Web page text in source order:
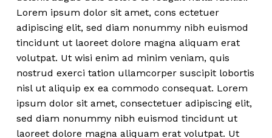
Lorem ipsum dolor sit amet, cons ectetuer
adipiscing elit, sed diam nonummy nibh euismod
tincidunt ut laoreet dolore magna aliquam erat
volutpat. Ut wisi enim ad minim veniam, quis
nostrud exerci tation ullamcorper suscipit lobortis
nisl ut aliquip ex ea commodo consequat. Lorem
ipsum dolor sit amet, consectetuer adipiscing elit,
sed diam nonummy nibh euismod tincidunt ut
laoreet dolore magna aliquam erat volutpat. Ut